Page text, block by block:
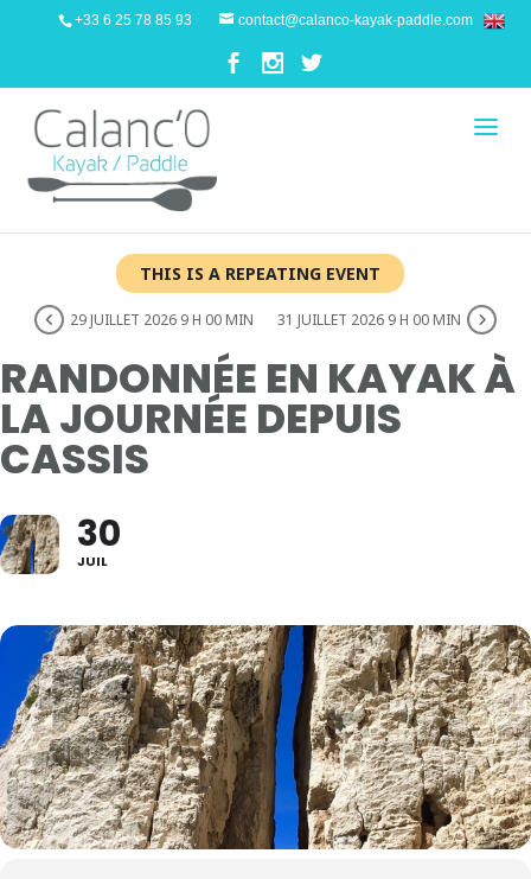
+33 6 25 78 85 93 contact@calanco-kayak-paddle.com
THIS IS A REPEATING EVENT
29 JUILLET 2026 9 H 00 MIN 31 JUILLET 2026 9 H 00 MIN
RANDONNÉE EN KAYAK À
LA JOURNÉE DEPUIS
CASSIS
30
JUIL